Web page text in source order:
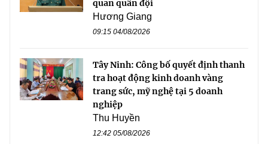
quan quân đội
Hương Giang
09:15 04/08/2026
Tây Ninh: Công bố quyết định thanh
tra hoạt động kinh doanh vàng
trang sức, mỹ nghệ tại 5 doanh
nghiệp
Thu Huyền
12:42 05/08/2026